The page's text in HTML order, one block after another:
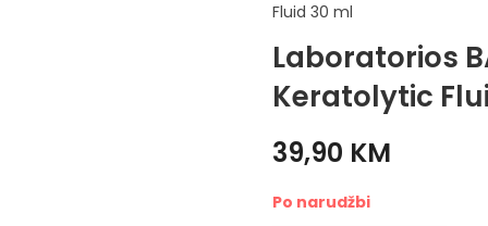
Fluid 30 ml
Laboratorios
Keratolytic
39,90 KM
Po narudžbi